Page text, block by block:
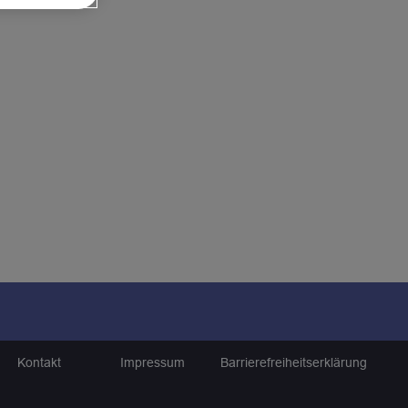
Kontakt Impressum Barrierefreiheitserklärung